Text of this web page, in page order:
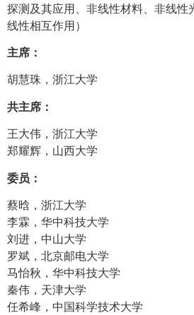
探测及其应用、非线性材料、非线性
线性相互作用）
主席：
胡慧珠，浙江大学
共主席：
王大伟，浙江大学
郑耀辉，山西大学
委员：
蔡晗，浙江大学
李霖，华中科技大学
刘进，中山大学
罗斌，北京邮电大学
马怡秋，华中科技大学
秦伟，天津大学
任希峰，中国科学技术大学